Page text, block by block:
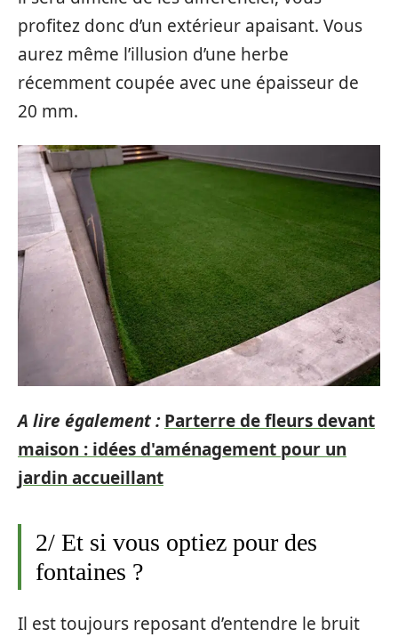
profitez donc d’un extérieur apaisant. Vous
aurez même l’illusion d’une herbe
récemment coupée avec une épaisseur de
20 mm.
A lire également : Parterre de fleurs devant
maison : idées d'aménagement pour un
jardin accueillant
2/ Et si vous optiez pour des
fontaines ?
Il est toujours reposant d’entendre le bruit